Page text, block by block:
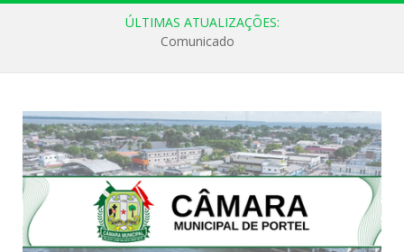
ÚLTIMAS ATUALIZAÇÕES:
Comunicado